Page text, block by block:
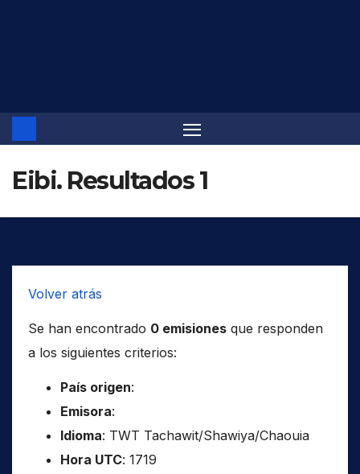
Eibi. Resultados 1
Volver atrás
Se han encontrado 0 emisiones que responden
a los siguientes criterios:
País origen:
Emisora:
Idioma: TWT Tachawit/Shawiya/Chaouia
Hora UTC: 1719